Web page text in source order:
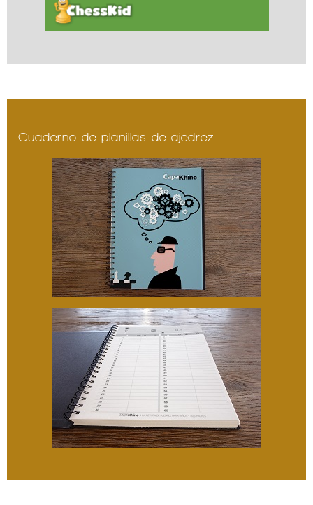
Cuaderno de planillas de ajedrez